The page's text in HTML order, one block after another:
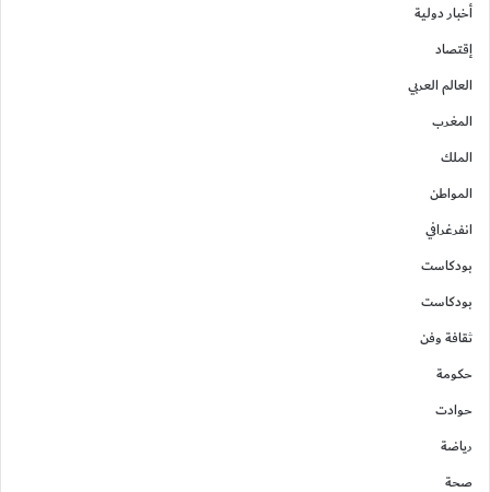
أخبار دولية
إقتصاد
العالم العربي
المغرب
الملك
المواطن
انفرغرافي
بودكاست
بودكاست
ثقافة وفن
حكومة
حوادت
رياضة
صحة